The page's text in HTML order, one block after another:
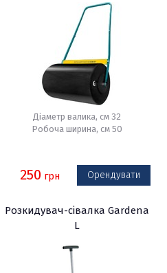
Діаметр валика, см 32
Робоча ширина, см 50
250 грн Орендувати
Розкидувач-сівалка Gardena
L